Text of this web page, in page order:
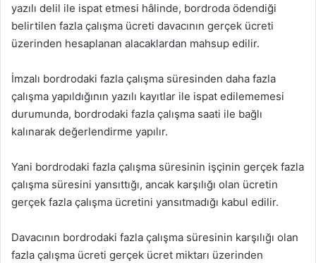
yazılı delil ile ispat etmesi hâlinde, bordroda ödendiği
belirtilen fazla çalışma ücreti davacının gerçek ücreti
üzerinden hesaplanan alacaklardan mahsup edilir.
İmzalı bordrodaki fazla çalışma süresinden daha fazla
çalışma yapıldığının yazılı kayıtlar ile ispat edilememesi
durumunda, bordrodaki fazla çalışma saati ile bağlı
kalınarak değerlendirme yapılır.
Yani bordrodaki fazla çalışma süresinin işçinin gerçek fazla
çalışma süresini yansıttığı, ancak karşılığı olan ücretin
gerçek fazla çalışma ücretini yansıtmadığı kabul edilir.
Davacının bordrodaki fazla çalışma süresinin karşılığı olan
fazla çalışma ücreti gerçek ücret miktarı üzerinden